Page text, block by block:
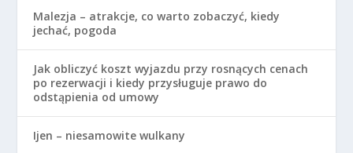
Malezja – atrakcje, co warto zobaczyć, kiedy
jechać, pogoda
Jak obliczyć koszt wyjazdu przy rosnących cenach
po rezerwacji i kiedy przysługuje prawo do
odstąpienia od umowy
Ijen – niesamowite wulkany